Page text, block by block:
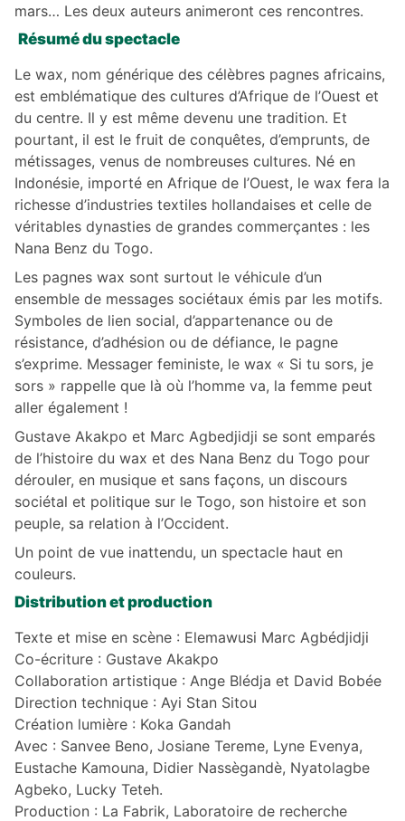
mars… Les deux auteurs animeront ces rencontres.
Résumé du spectacle
Le wax, nom générique des célèbres pagnes africains,
est emblématique des cultures d’Afrique de l’Ouest et
du centre. Il y est même devenu une tradition. Et
pourtant, il est le fruit de conquêtes, d’emprunts, de
métissages, venus de nombreuses cultures. Né en
Indonésie, importé en Afrique de l’Ouest, le wax fera la
richesse d’industries textiles hollandaises et celle de
véritables dynasties de grandes commerçantes : les
Nana Benz du Togo.
Les pagnes wax sont surtout le véhicule d’un
ensemble de messages sociétaux émis par les motifs.
Symboles de lien social, d’appartenance ou de
résistance, d’adhésion ou de défiance, le pagne
s’exprime. Messager feministe, le wax « Si tu sors, je
sors » rappelle que là où l’homme va, la femme peut
aller également !
Gustave Akakpo et Marc Agbedjidji se sont emparés
de l’histoire du wax et des Nana Benz du Togo pour
dérouler, en musique et sans façons, un discours
sociétal et politique sur le Togo, son histoire et son
peuple, sa relation à l’Occident.
Un point de vue inattendu, un spectacle haut en
couleurs.
Distribution et production
Texte et mise en scène : Elemawusi Marc Agbédjidji
Co-écriture : Gustave Akakpo
Collaboration artistique : Ange Blédja et David Bobée
Direction technique : Ayi Stan Sitou
Création lumière : Koka Gandah
Avec : Sanvee Beno, Josiane Tereme, Lyne Evenya,
Eustache Kamouna, Didier Nassègandè, Nyatolagbe
Agbeko, Lucky Teteh.
Production : La Fabrik, Laboratoire de recherche